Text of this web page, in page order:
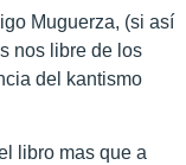
Muguerza, (si así
nos libre de los
del kantismo
libro mas que a